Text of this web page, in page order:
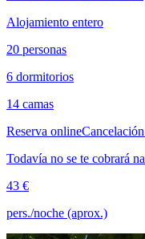
Alojamiento entero
20 personas
6 dormitorios
14 camas
Reserva online
Todavía no se te cobrará
43 €
pers./noche (aprox.)